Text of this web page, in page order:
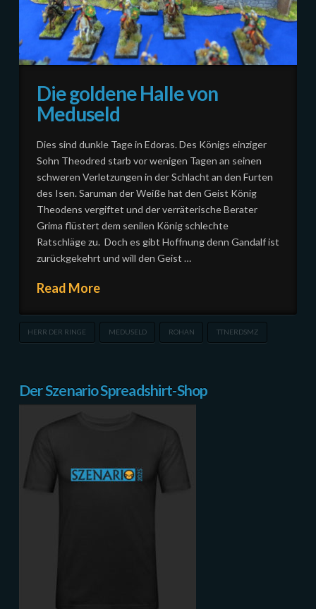
Die goldene Halle von
Meduseld
Dies sind dunkle Tage in Edoras. Des Königs einziger
Sohn Theodred starb vor wenigen Tagen an seinen
schweren Verletzungen in der Schlacht an den Furten
des Isen. Saruman der Weiße hat den Geist König
Theodens vergiftet und der verräterische Berater
Grima flüstert dem senilen König schlechte
Ratschläge zu. Doch es gibt Hoffnung denn Gandalf ist
zurückgekehrt und will den Geist …
Read More
HERR DER RINGE MEDUSELD ROHAN TTNERDSMZ
Der Szenario Spreadshirt-Shop